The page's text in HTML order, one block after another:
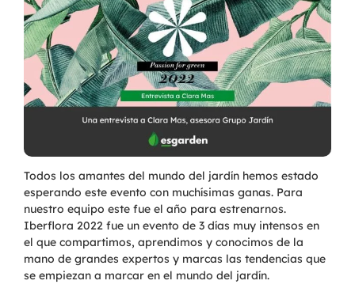
Todos los amantes del mundo del jardín hemos estado
esperando este evento con muchísimas ganas. Para
nuestro equipo este fue el año para estrenarnos.
Iberflora 2022 fue un evento de 3 días muy intensos en
el que compartimos, aprendimos y conocimos de la
mano de grandes expertos y marcas las tendencias que
se empiezan a marcar en el mundo del jardín.